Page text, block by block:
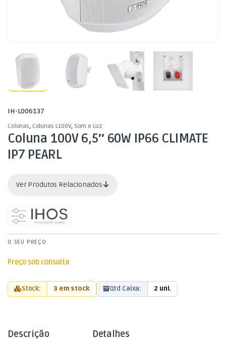
IH-L006137
Colunas, Colunas L100V, Som e Luz
Coluna 100V 6,5″ 60W IP66 CLIMATE
IP7 PEARL
Ver Produtos Relacionados
O SEU PREÇO
Preço sob consulta
Stock: 3 em stock Qtd Caixa: 2 uni.
Descrição Detalhes